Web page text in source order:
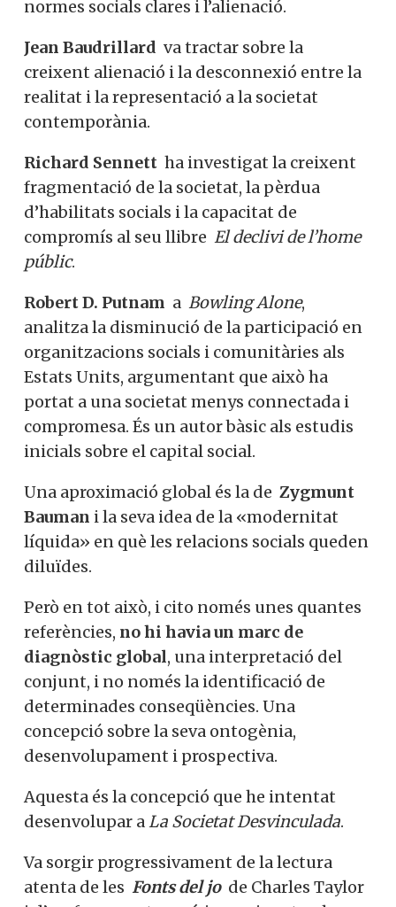
creixent alienació i la desconnexió entre
la realitat i la representació a la societat
contemporània.
fragmentació de la societat, la pèrdua
d’habilitats socials i la capacitat de
compromís al seu llibreEl declivi de
l’home públic.
analitza la disminució de la participació
en organitzacions socials i comunitàries
als Estats Units, argumentant que això ha
portat a una societat menys connectada i
compromesa. És un autor bàsic als estudis
inicials sobre el capital social.
Baumani la seva idea de la «modernitat
líquida» en què les relacions socials
queden diluïdes.
quantes referències,no hi havia un marc
de diagnòstic global, una interpretació
del conjunt, i no només la identificació de
determinades conseqüències. Una
concepció sobre la seva ontogènia,
desenvolupament i prospectiva.
desenvolupar aLa Societat Desvinculada
atenta de lesFonts del jode Charles
Taylor i d’un fonament empíric ocasionat